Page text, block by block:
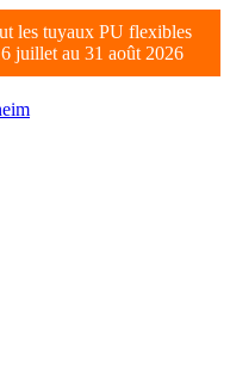
les tuyaux PU flexibles
juillet au 31 août 2026